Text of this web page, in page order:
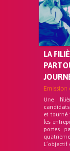
LA
Emission
Une
et tourné
les
portes
L’objectif